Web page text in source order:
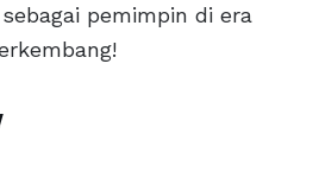
pemimpin di era